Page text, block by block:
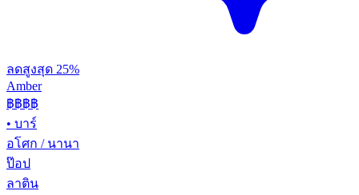
ลดสูงสุด 25%
Amber
฿฿฿฿
• บาร์
อโศก / นานา
ป๊อป
ลาติน